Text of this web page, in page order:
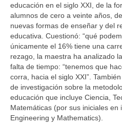
educación en el siglo XXI, de la
alumnos de cero a veinte años,
nuevas formas de enseñar y del
educativa. Cuestionó: “qué
únicamente el 16% tiene una
rezago, la maestra ha analizado
falta de tiempo: “tenemos que
corra, hacia el siglo XXI”.
de investigación sobre la
educación que incluye Ciencia,
Matemáticas (por sus iniciales en
Engineering y Mathematics).